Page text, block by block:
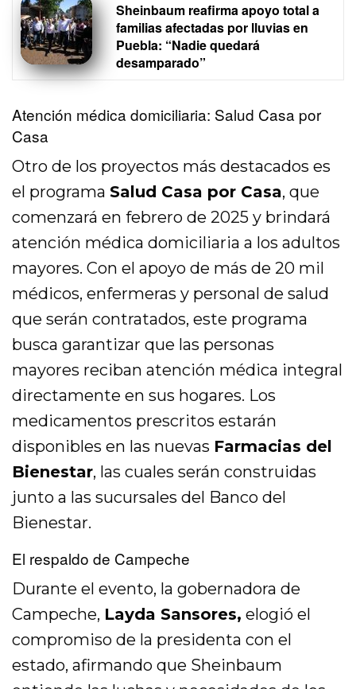
Sheinbaum reafirma apoyo total a
familias afectadas por lluvias en
Puebla: “Nadie quedará
desamparado”
Atención médica domiciliaria: Salud Casa por
Casa
Otro de los proyectos más destacados es
el programaSalud Casa por Casa, que
comenzará en febrero de 2025 y brindará
atención médica domiciliaria a los adultos
mayores. Con el apoyo de más de 20 mil
médicos, enfermeras y personal de salud
que serán contratados, este programa
busca garantizar que las personas
mayores reciban atención médica integral
directamente en sus hogares. Los
medicamentos prescritos estarán
disponibles en las nuevas Farmacias del
Bienestar, las cuales serán construidas
junto a las sucursales del Banco del
Bienestar.
El respaldo de Campeche
Durante el evento, la gobernadora de
Campeche, Layda Sansores, elogió el
compromiso de la presidenta con el
estado, afirmando que Sheinbaum